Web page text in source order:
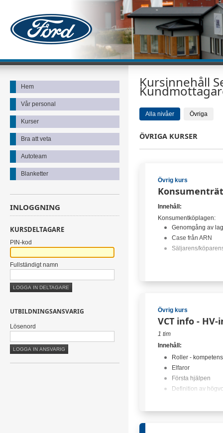
Kursinnehåll
Alla nivåer Övriga
ÖVRIGA KURSER
Övrig kurs
Innehåll:
Konsumentköplagen:
Genomgång av
Case från ARN
Säljarens/
Reparation
Hävning av köp
Skadestånd
Konsumenttjänstlagen:
skyldighet
Case från ARN
Säljarens/
Avhjälpande
Övrig kurs
VCT info -
1 tim
Innehåll:
Roller -
Elfaror
Första hjälpen
Definition av
Hem
Vår personal
Kurser
Bra att veta
Autoteam
Blanketter
INLOGGNING
KURSDELTAGARE
PIN-kod
Fullständigt namn
UTBILDNINGSANSVARIG
Lösenord